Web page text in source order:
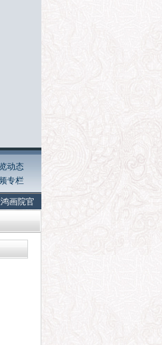
动态
专栏
院官网! Welcome to the official website of